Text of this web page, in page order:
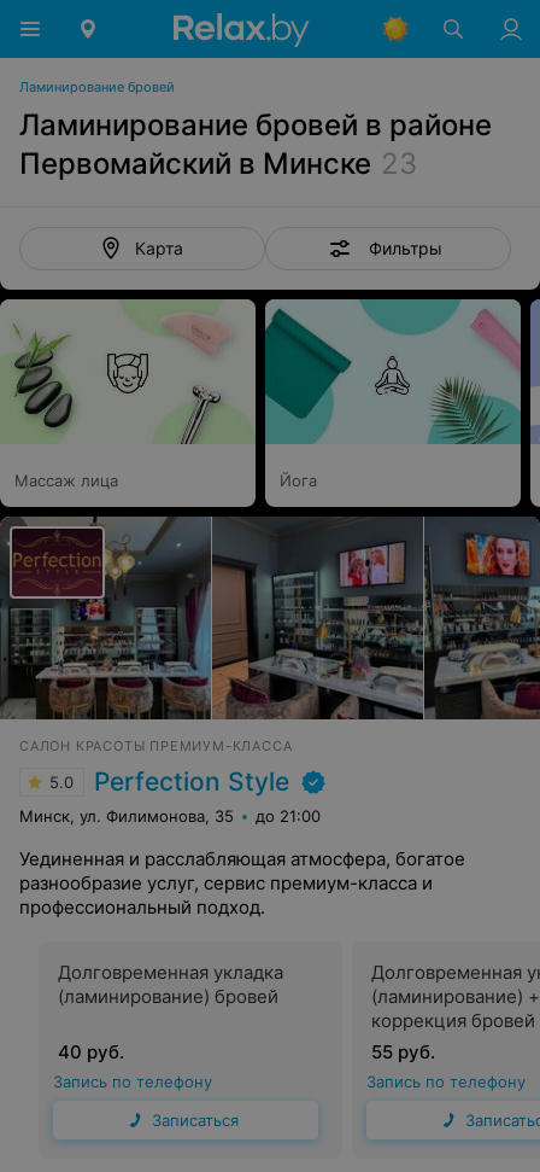
Ламинирование бровей
Ламинирование бровей в районе
Первомайский в Минске 23
Карта Фильтры
Массаж лица Йога
САЛОН КРАСОТЫ ПРЕМИУМ-КЛАССА
5.0 Perfection Style
Минск, ул. Филимонова, 35 до 21:00
Уединенная и расслабляющая атмосфера, богатое
разнообразие услуг, сервис премиум-класса и
профессиональный подход.
Долговременная укладка
(ламинирование) бровей
40 руб.
Запись по телефону
Записаться
Долговременная
(ламинирование) +
коррекция бровей
55 руб.
Запись по телефону